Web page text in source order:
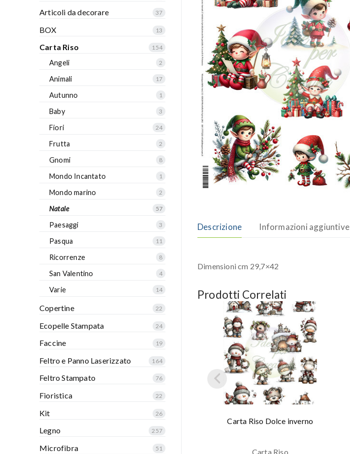
Descrizione Informazioni aggiuntive
Dimensioni cm 29,7×42
Prodotti Correlati
Carta Riso Dolce inverno
Carta Riso
Articoli da decorare 37
BOX 13
Carta Riso 154
Angeli 2
Animali 17
Autunno 1
Baby 3
Fiori 24
Frutta 2
Gnomi 8
Mondo Incantato 1
Mondo marino 2
Natale 57
Paesaggi 3
Pasqua 11
Ricorrenze 8
San Valentino 4
Varie 14
Copertine 22
Ecopelle Stampata 24
Faccine 19
Feltro e Panno Laserizzato 164
Feltro Stampato 76
Fioristica 22
Kit 26
Legno 257
Microfibra 51